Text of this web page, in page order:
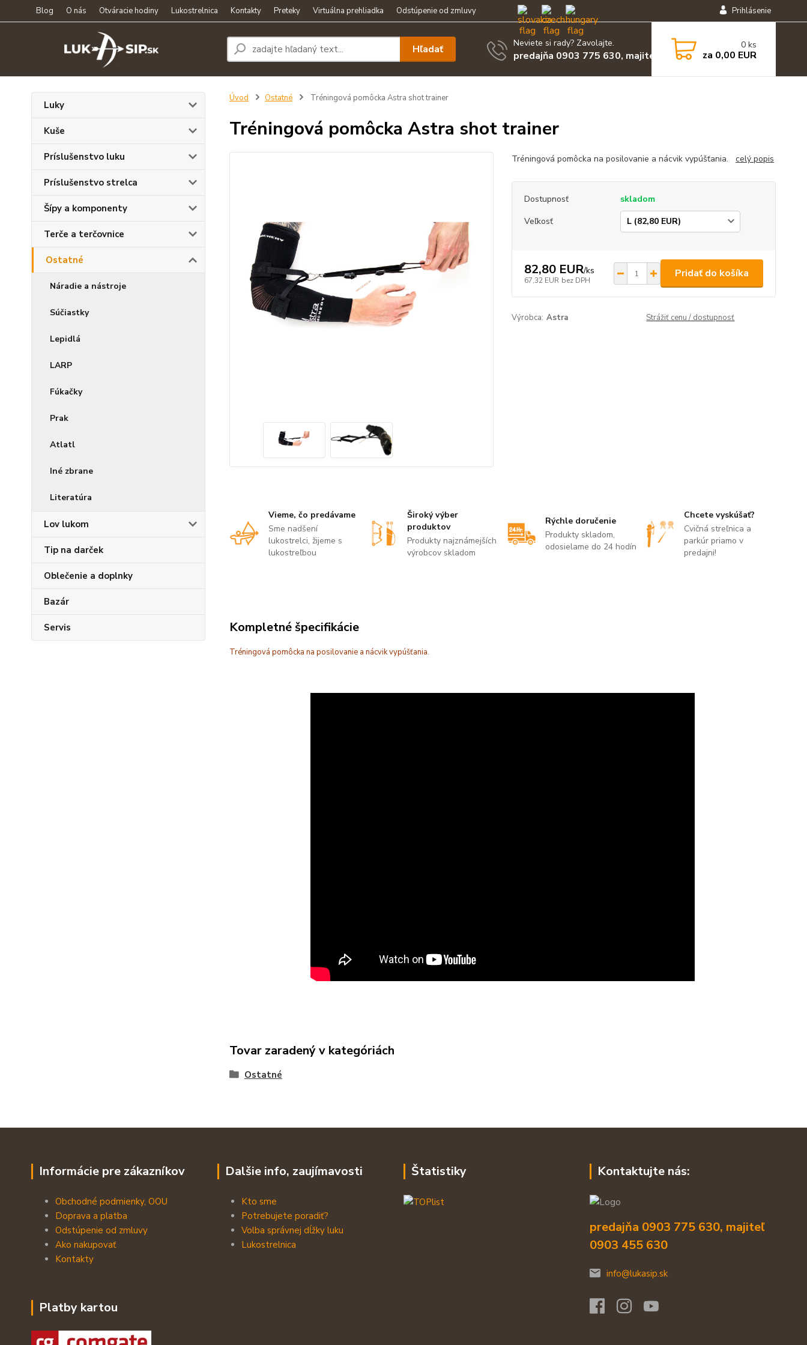
Blog O nás Otváracie hodiny Lukostrelnica Kontakty Preteky Virtuálna prehliadka Odstúpenie od zmluvy Prihlásenie
Hľadať Neviete si rady? Zavolajte.
predajňa 0903 775 630, majiteľ 0903 455 630
0 ks
za 0,00 EUR
Luky
Kuše
Príslušenstvo luku
Príslušenstvo strelca
Šípy a komponenty
Terče a terčovnice
Ostatné
Náradie a nástroje
Súčiastky
Lepidlá
LARP
Fúkačky
Prak
Atlatl
Iné zbrane
Literatúra
Lov lukom
Tip na darček
Oblečenie a doplnky
Bazár
Servis
Úvod Ostatné Tréningová pomôcka Astra shot trainer
Tréningová pomôcka Astra shot trainer
Tréningová pomôcka na posilovanie a nácvik vypúšťania. celý popis
Dostupnosť
skladom
Veľkosť
82,80 EUR/ks
67,32 EUR bez DPH
Pridať do košíka
Výrobca: Astra Strážiť cenu / dostupnosť
Vieme, čo predávame
Sme nadšení
lukostrelci, žijeme s
lukostreľbou
Široký výber
produktov
Produkty najznámejších
výrobcov skladom
Rýchle doručenie
Produkty skladom,
odosielame do 24 hodín
Chcete vyskúšať?
Cvičná streľnica a
parkúr priamo v
predajni!
Kompletné špecifikácie
Tréningová pomôcka na posilovanie a nácvik vypúšťania.
Tovar zaradený v kategóriách
Ostatné
Informácie pre zákazníkov
Obchodné podmienky, OOU
Doprava a platba
Odstúpenie od zmluvy
Ako nakupovať
Kontakty
Platby kartou
Dalšie info, zaujímavosti
Kto sme
Potrebujete poradiť?
Volba správnej dĺžky luku
Lukostrelnica
Štatistiky Kontaktujte nás:
predajňa 0903 775 630, majiteľ
0903 455 630
info@lukasip.sk